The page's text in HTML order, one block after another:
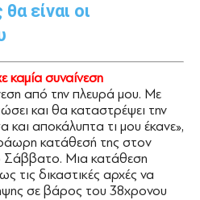
είναι οι
καμία συναίνεση
από την πλευρά μου. Με
και θα καταστρέψει την
και αποκάλυπτα τι μου έκανε»,
κατάθεσή της στον
Σάββατο. Μια κατάθεση
τις δικαστικές αρχές να
σε βάρος του 38χρονου